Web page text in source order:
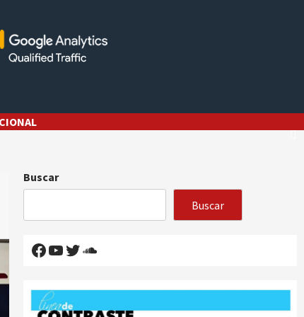
Buscar
Buscar
Facebook
YouTube
Twitter
SoundCloud